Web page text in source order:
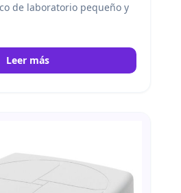
de laboratorio pequeño y
Leer más